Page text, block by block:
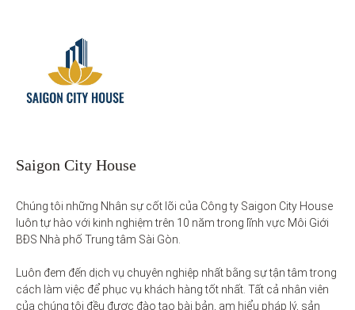
Saigon City House
Chúng tôi những Nhân sự cốt lõi của Công ty Saigon City House
luôn tự hào với kinh nghiệm trên 10 năm trong lĩnh vực Môi Giới
BĐS Nhà phố Trung tâm Sài Gòn.
Luôn đem đến dịch vụ chuyên nghiệp nhất bằng sự tận tâm trong
cách làm việc để phục vụ khách hàng tốt nhất. Tất cả nhân viên
của chúng tôi đều được đào tạo bài bản, am hiểu pháp lý, sản